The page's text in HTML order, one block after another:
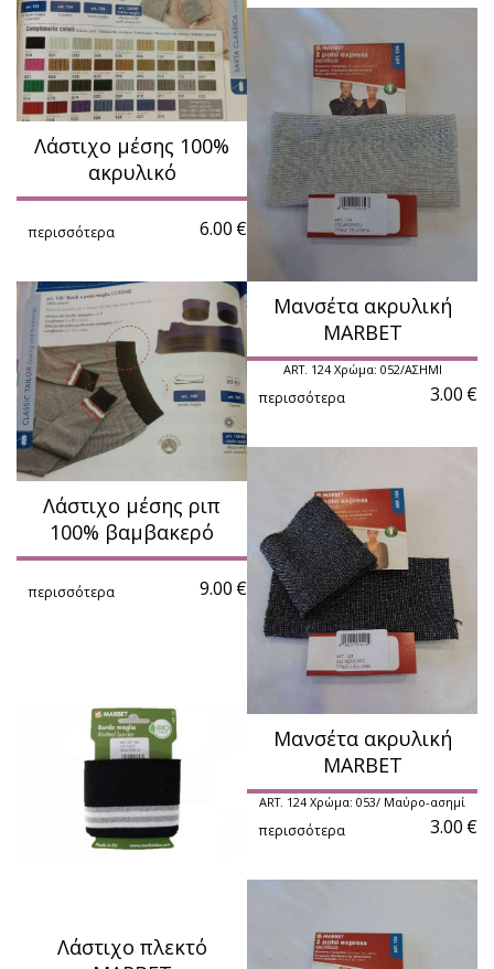
Λάστιχο μέσης 100%
ακρυλικό
6.00 €
περισσότερα
Λάστιχο μέσης ριπ
100% βαμβακερό
9.00 €
περισσότερα
Λάστιχο πλεκτό
Μανσέτα ακρυλική
MARBET
ART. 124 Χρώμα: 052/ΑΣΗΜΙ
3.00 €
περισσότερα
Μανσέτα ακρυλική
MARBET
ART. 124 Xρώμα: 053/ Μαύρο-ασημί
3.00 €
περισσότερα